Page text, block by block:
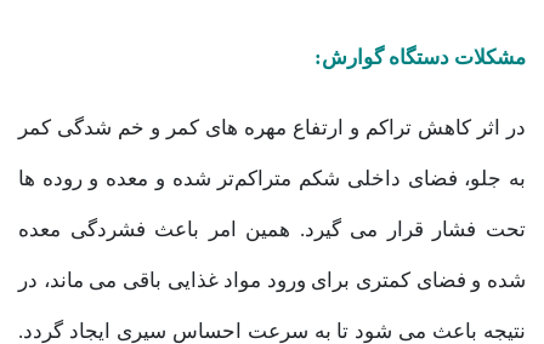
مشکلات دستگاه گوارش:
در اثر کاهش تراکم و ارتفاع مهره های کمر و خم شدگی کمر
به جلو، فضای داخلی شکم متراکم‌تر شده و معده و روده ها
تحت فشار قرار می گیرد. همین امر باعث فشردگی معده
شده و فضای کمتری برای ورود مواد غذایی باقی می ماند، در
نتیجه باعث می شود تا به سرعت احساس سیری ایجاد گردد.